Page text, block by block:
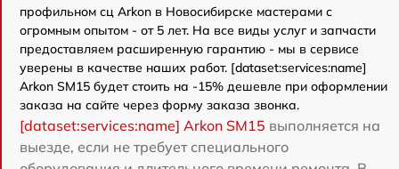
профильном сц Arkon в Новосибирске мастерами с
огромным опытом - от 5 лет. На все виды услуг и запчасти
предоставляем расширенную гарантию - мы в сервисе
уверены в качестве наших работ. [dataset:services:name]
Arkon SM15 будет стоить на -15% дешевле при оформлении
заказа на сайте через форму заказа звонка.
[dataset:services:name] Arkon SM15 выполняется на
выезде, если не требует специального